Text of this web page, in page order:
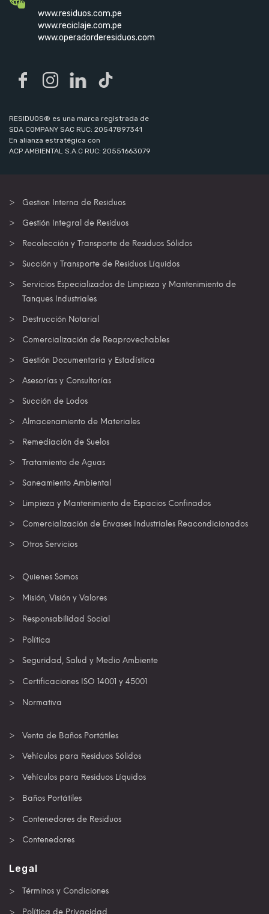
www.residuos.com.pe
www.reciclaje.com.pe
www.operadorderesiduos.com
RESIDUOS® es una marca registrada de
SDA COMPANY SAC RUC: 20547897341
En alianza estratégica con
ACP AMBIENTAL S.A.C RUC: 20551663079
Gestion Interna de Residuos
Gestión Integral de Residuos
Recolección y Transporte de Residuos Sólidos
Succión y Transporte de Residuos Líquidos
Servicios Especializados de Limpieza y Mantenimiento de
Tanques Industriales
Destrucción Notarial
Comercialización de Reaprovechables
Gestión Documentaria y Estadística
Asesorías y Consultorías
Succión de Lodos
Almacenamiento de Materiales
Remediación de Suelos
Tratamiento de Aguas
Saneamiento Ambiental
Limpieza y Mantenimiento de Espacios Confinados
Comercialización de Envases Industriales Reacondicionados
Otros Servicios
Quienes Somos
Misión, Visión y Valores
Responsabilidad Social
Política
Seguridad, Salud y Medio Ambiente
Certificaciones ISO 14001 y 45001
Normativa
Venta de Baños Portátiles
Vehículos para Residuos Sólidos
Vehículos para Residuos Líquidos
Baños Portátiles
Contenedores de Residuos
Contenedores
Legal
Términos y Condiciones
Política de Privacidad